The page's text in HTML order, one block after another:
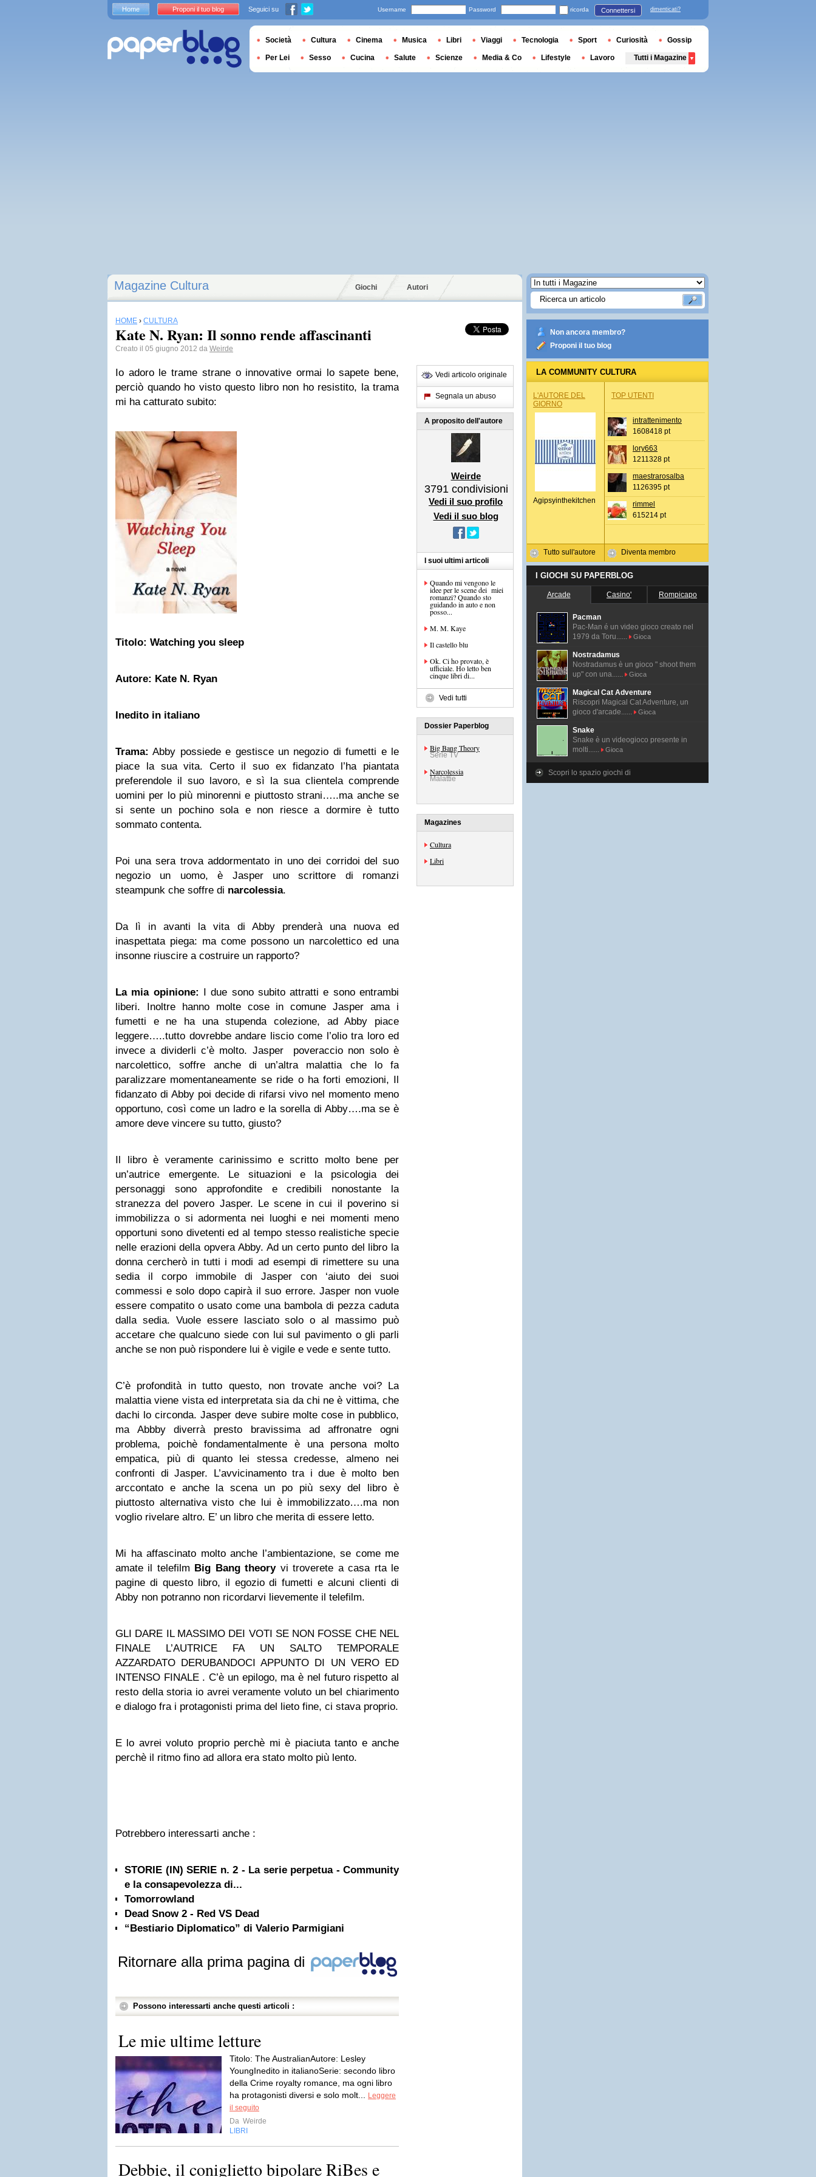
Magazine Cultura Giochi Autori
HOME › CULTURA
Kate N. Ryan: Il sonno rende affascinanti
Creato il 05 giugno 2012 da Weirde
Io adoro le trame strane o innovative ormai lo sapete bene,
perciò quando ho visto questo libro non ho resistito, la trama
mi ha catturato subito:
Titolo: Watching you sleep
Autore: Kate N. Ryan
Inedito in italiano
Trama: Abby possiede e gestisce un negozio di fumetti e le
piace la sua vita. Certo il suo ex fidanzato l’ha piantata
preferendole il suo lavoro, e sì la sua clientela comprende
uomini per lo più minorenni e piuttosto strani…..ma anche se
si sente un pochino sola e non riesce a dormire è tutto
sommato contenta.
Poi una sera trova addormentato in uno dei corridoi del suo
negozio un uomo, è Jasper uno scrittore di romanzi
steampunk che soffre di narcolessia.
Da lì in avanti la vita di Abby prenderà una nuova ed
inaspettata piega: ma come possono un narcolettico ed una
insonne riuscire a costruire un rapporto?
La mia opinione: I due sono subito attratti e sono entrambi
liberi. Inoltre hanno molte cose in comune Jasper ama i
fumetti e ne ha una stupenda colezione, ad Abby piace
leggere…..tutto dovrebbe andare liscio come l’olio tra loro ed
invece a dividerli c’è molto. Jasper poveraccio non solo è
narcolettico, soffre anche di un’altra malattia che lo fa
paralizzare momentaneamente se ride o ha forti emozioni, Il
fidanzato di Abby poi decide di rifarsi vivo nel momento meno
opportuno, così come un ladro e la sorella di Abby….ma se è
amore deve vincere su tutto, giusto?
Il libro è veramente carinissimo e scritto molto bene per
un’autrice emergente. Le situazioni e la psicologia dei
personaggi sono approfondite e credibili nonostante la
stranezza del povero Jasper. Le scene in cui il poverino si
immobilizza o si adormenta nei luoghi e nei momenti meno
opportuni sono divetenti ed al tempo stesso realistiche specie
nelle erazioni della opvera Abby. Ad un certo punto del libro la
donna cercherò in tutti i modi ad esempi di rimettere su una
sedia il corpo immobile di Jasper con ‘aiuto dei suoi
commessi e solo dopo capirà il suo errore. Jasper non vuole
essere compatito o usato come una bambola di pezza caduta
dalla sedia. Vuole essere lasciato solo o al massimo può
accetare che qualcuno siede con lui sul pavimento o gli parli
anche se non può rispondere lui è vigile e vede e sente tutto.
C’è profondità in tutto questo, non trovate anche voi? La
malattia viene vista ed interpretata sia da chi ne è vittima, che
dachi lo circonda. Jasper deve subire molte cose in pubblico,
ma Abbby diverrà presto bravissima ad affronatre ogni
problema, poichè fondamentalmente è una persona molto
empatica, più di quanto lei stessa credesse, almeno nei
confronti di Jasper. L’avvicinamento tra i due è molto ben
arccontato e anche la scena un po più sexy del libro è
piuttosto alternativa visto che lui è immobilizzato….ma non
voglio rivelare altro. E’ un libro che merita di essere letto.
Mi ha affascinato molto anche l’ambientazione, se come me
amate il telefilm Big Bang theoryvi troverete a casa rta le
pagine di questo libro, il egozio di fumetti e alcuni clienti di
Abby non potranno non ricordarvi lievemente il telefilm.
GLI DARE IL MASSIMO DEI VOTI SE NON FOSSE CHE NEL
FINALE L’AUTRICE FA UN SALTO TEMPORALE
AZZARDATO DERUBANDOCI APPUNTO DI UN VERO ED
INTENSO FINALE . C’è un epilogo, ma è nel futuro rispetto al
resto della storia io avrei veramente voluto un bel chiarimento
e dialogo fra i protagonisti prima del lieto fine, ci stava proprio.
E lo avrei voluto proprio perchè mi è piaciuta tanto e anche
perchè il ritmo fino ad allora era stato molto più lento.
Potrebbero interessarti anche :
STORIE (IN) SERIE n. 2 - La serie perpetua - Community
e la consapevolezza di...
Tomorrowland
Dead Snow 2 - Red VS Dead
“Bestiario Diplomatico” di Valerio Parmigiani
Ritornare alla prima pagina di
Possono interessarti anche questi articoli :
Le mie ultime letture
Titolo: The AustralianAutore: Lesley
YoungInedito in italianoSerie: secondo libro
della Crime royalty romance, ma ogni libro
ha protagonisti diversi e solo molt...
Leggere
il seguito
Da Weirde
LIBRI
Debbie, il coniglietto bipolare RiBes e
Vedi articolo originale
Segnala un abuso
A proposito dell'autore
Weirde
3791 condivisioni
Vedi il suo profilo
Vedi il suo blog
I suoi ultimi articoli
Quando mi vengono le
idee per le scene dei miei
romanzi? Quando sto
guidando in auto e non
posso...
M. M. Kaye
Il castello blu
Ok. Ci ho provato, è
ufficiale. Ho letto ben
cinque libri di...
Vedi tutti
Dossier Paperblog
Big Bang Theory
Serie TV
Narcolessia
Malattie
Magazines
Cultura
Libri
Non ancora membro?
Proponi il tuo blog
LA COMMUNITY CULTURA
L'AUTORE DEL
GIORNO
Agipsyinthekitchen
Tutto sull'autore
TOP UTENTI
intrattenimento
1608418 pt
lory663
1211328 pt
maestrarosalba
1126395 pt
rimmel
615214 pt
Diventa membro
I GIOCHI SU PAPERBLOG
Arcade Casino' Rompicapo
Pacman
Pac-Man é un video gioco creato nel
1979 da Toru......
Gioca
Nostradamus
Nostradamus è un gioco " shoot them
up" con una......
Gioca
Magical Cat Adventure
Riscopri Magical Cat Adventure, un
gioco d'arcade......
Gioca
Snake
Snake è un videogioco presente in
molti......
Gioca
Scopri lo spazio giochi di
Home Proponi il tuo blog Seguici su Username Password ricorda Connettersi dimenticati?
Società Cultura Cinema Musica Libri Viaggi Tecnologia Sport Curiosità Gossip
Per Lei Sesso Cucina Salute Scienze Media & Co Lifestyle Lavoro Tutti i Magazine